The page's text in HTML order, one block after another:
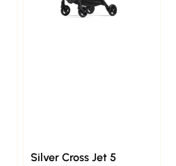
Silver Cross Jet 5